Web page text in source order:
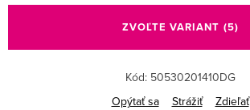
cena:
ZVOĽTE VARIANT (5)
Kód: 50530201410DG
Opýtať sa
Strážiť Zdieľať